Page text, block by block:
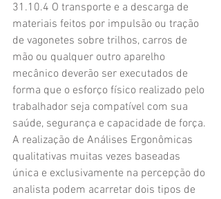
31.10.4 O transporte e a descarga de
materiais feitos por impulsão ou tração
de vagonetes sobre trilhos, carros de
mão ou qualquer outro aparelho
mecânico deverão ser executados de
forma que o esforço físico realizado pelo
trabalhador seja compatível com sua
saúde, segurança e capacidade de força.
A realização de Análises Ergonômicas
qualitativas muitas vezes baseadas
única e exclusivamente na percepção do
analista podem acarretar dois tipos de